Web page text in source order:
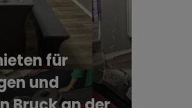
für
und